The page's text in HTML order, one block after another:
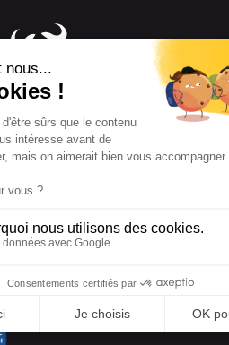
Spécialiste français depuis
2008 qui propose des
aphrodisiaques et du plaisir
discrétion
Réseaux sociaux
Mentions légales